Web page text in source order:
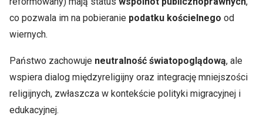
co pozwala im na pobieranie podatku kościelnego od
wiernych.
Państwo zachowuje neutralność światopoglądową, ale
wspiera dialog międzyreligijny oraz integrację mniejszości
religijnych, zwłaszcza w kontekście polityki migracyjnej i
edukacyjnej.